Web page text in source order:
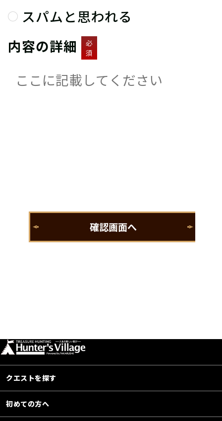
スパムと思われる
内容の詳細
必
須
クエストを探す
初めての方へ